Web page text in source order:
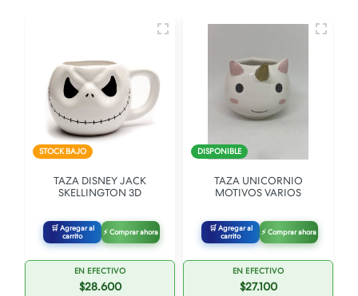
STOCK BAJO
TAZA DISNEY JACK
SKELLINGTON 3D
🛒 Agregar al
carrito
⚡ Comprar ahora
EN EFECTIVO
$28.600
DISPONIBLE
TAZA UNICORNIO
MOTIVOS VARIOS
🛒 Agregar al
carrito
⚡ Comprar ahora
EN EFECTIVO
$27.100